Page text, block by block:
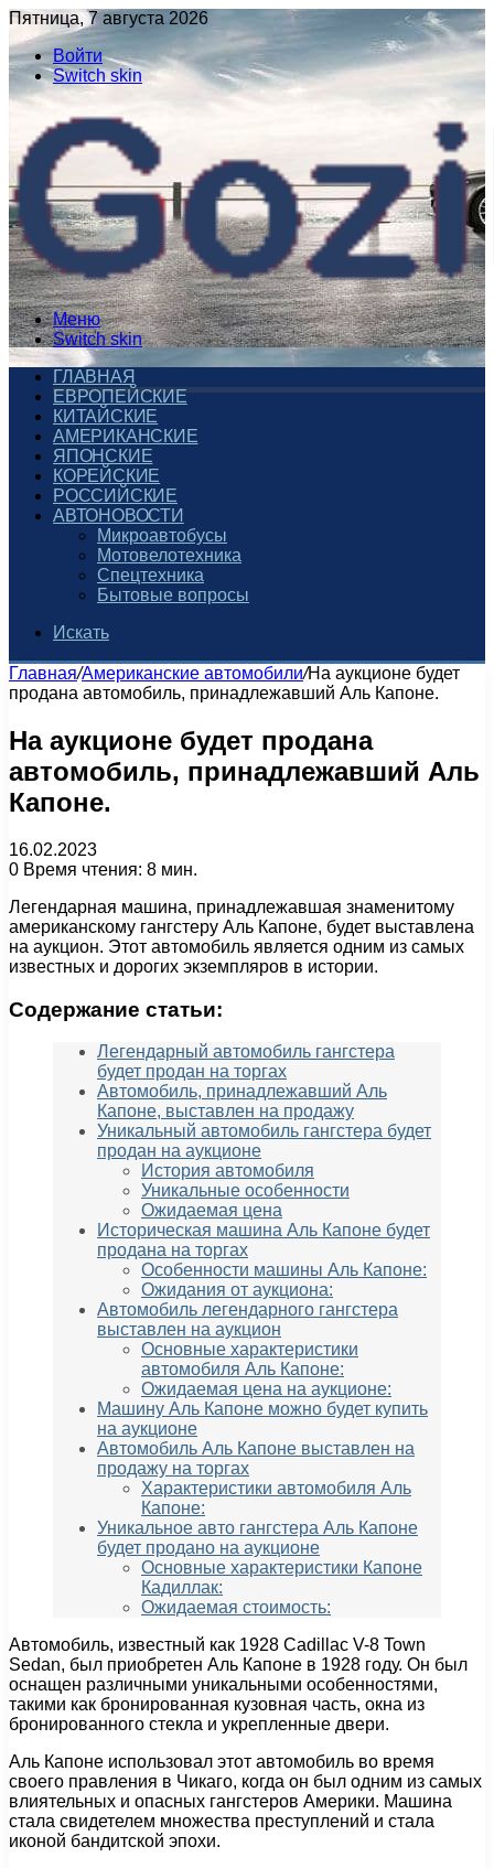
Пятница, 7 августа 2026
Войти
Switch skin
Меню
Switch skin
ГЛАВНАЯ
ЕВРОПЕЙСКИЕ
КИТАЙСКИЕ
АМЕРИКАНСКИЕ
ЯПОНСКИЕ
КОРЕЙСКИЕ
РОССИЙСКИЕ
АВТОНОВОСТИ
Микроавтобусы
Мотовелотехника
Спецтехника
Бытовые вопросы
Искать
Главная/Американские автомобили/На аукционе будет
продана автомобиль, принадлежавший Аль Капоне.
На аукционе будет продана
автомобиль, принадлежавший Аль
Капоне.
16.02.2023
0 Время чтения: 8 мин.
Легендарная машина, принадлежавшая знаменитому
американскому гангстеру Аль Капоне, будет выставлена
на аукцион. Этот автомобиль является одним из самых
известных и дорогих экземпляров в истории.
Содержание статьи:
Легендарный автомобиль гангстера
будет продан на торгах
Автомобиль, принадлежавший Аль
Капоне, выставлен на продажу
Уникальный автомобиль гангстера будет
продан на аукционе
История автомобиля
Уникальные особенности
Ожидаемая цена
Историческая машина Аль Капоне будет
продана на торгах
Особенности машины Аль Капоне:
Ожидания от аукциона:
Автомобиль легендарного гангстера
выставлен на аукцион
Основные характеристики
автомобиля Аль Капоне:
Ожидаемая цена на аукционе:
Машину Аль Капоне можно будет купить
на аукционе
Автомобиль Аль Капоне выставлен на
продажу на торгах
Характеристики автомобиля Аль
Капоне:
Уникальное авто гангстера Аль Капоне
будет продано на аукционе
Основные характеристики Капоне
Кадиллак:
Ожидаемая стоимость:
Автомобиль, известный как 1928 Cadillac V-8 Town
Sedan, был приобретен Аль Капоне в 1928 году. Он был
оснащен различными уникальными особенностями,
такими как бронированная кузовная часть, окна из
бронированного стекла и укрепленные двери.
Аль Капоне использовал этот автомобиль во время
своего правления в Чикаго, когда он был одним из самых
влиятельных и опасных гангстеров Америки. Машина
стала свидетелем множества преступлений и стала
иконой бандитской эпохи.